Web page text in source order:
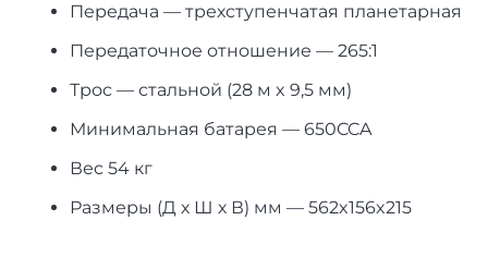
Передача — трехступенчатая планетарная
Передаточное отношение — 265:1
Трос — стальной (28 м x 9,5 мм)
Минимальная батарея — 650CCA
Вес 54 кг
Размеры (Д х Ш х В) мм — 562x156x215